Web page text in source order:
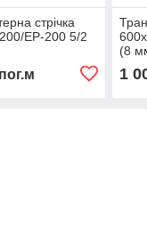
стрічка
ЕР-200 5/2
(8
1